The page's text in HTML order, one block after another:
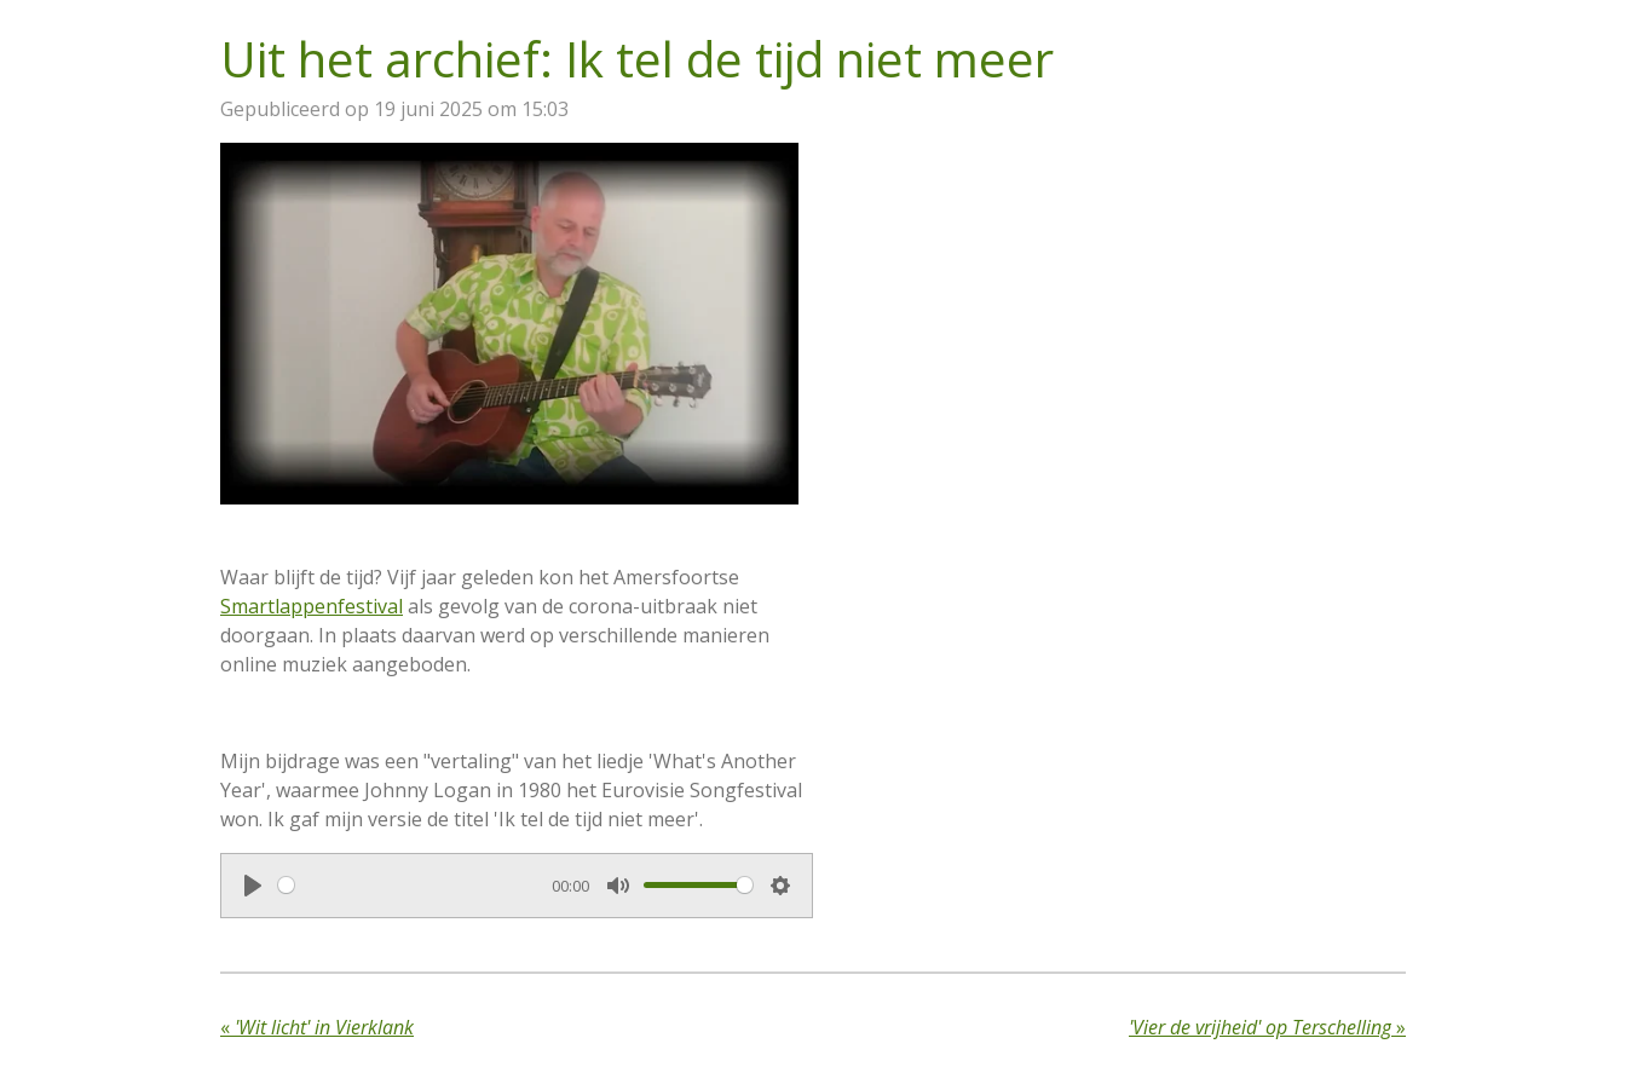
Uit het archief: Ik tel de tijd niet meer
Gepubliceerd op 19 juni 2025 om 15:03
Waar blijft de tijd? Vijf jaar geleden kon het Amersfoortse
Smartlappenfestival als gevolg van de corona-uitbraak niet
doorgaan. In plaats daarvan werd op verschillende manieren
online muziek aangeboden.
Mijn bijdrage was een "vertaling" van het liedje 'What's Another
Year', waarmee Johnny Logan in 1980 het Eurovisie Songfestival
won. Ik gaf mijn versie de titel 'Ik tel de tijd niet meer'.
P
a
00:00
M
t
S
t
« 'Wit licht' in Vierklank 'Vier de vrijheid' op Terschelling»